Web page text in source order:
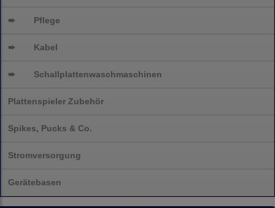
➨ Pflege
➨ Kabel
➨ Schallplattenwaschmaschinen
Plattenspieler Zubehör
Spikes, Pucks & Co.
Stromversorgung
Gerätebasen